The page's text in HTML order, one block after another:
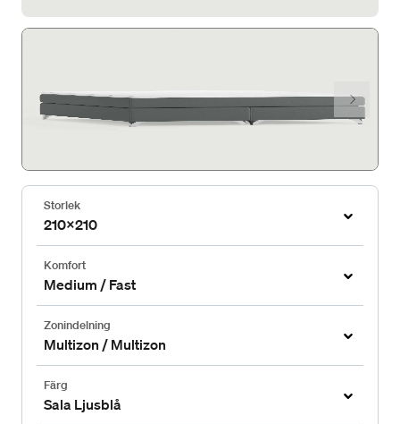
Storlek
210x210
Komfort
Medium / Fast
Zonindelning
Multizon / Multizon
Färg
Sala Ljusblå